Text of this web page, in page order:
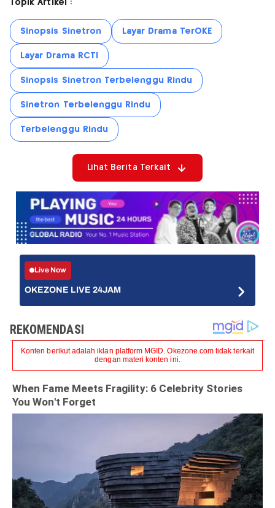
Topik Artikel :
Sinopsis Sinetron Layar Drama TerOKE
Layar Drama RCTI
Sinopsis Sinetron Terbelenggu Rindu
Sinetron Terbelenggu Rindu
Terbelenggu Rindu
Lihat Berita Terkait
Live Now
OKEZONE LIVE 24JAM